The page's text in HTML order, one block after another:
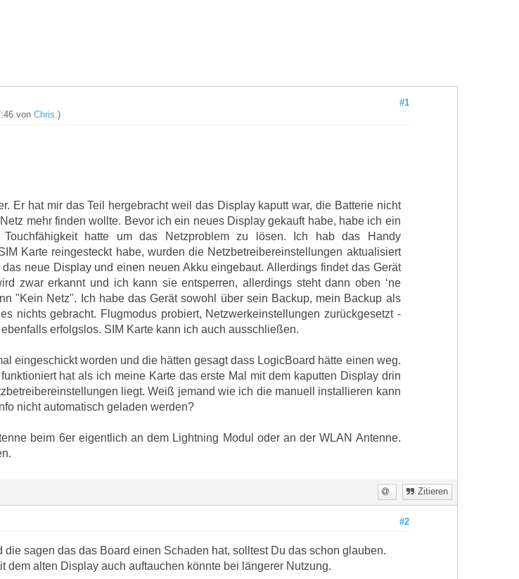
#1
von Chris .)
Er hat mir das Teil hergebracht weil das Display kaputt war, die Batterie nicht
mehr finden wollte. Bevor ich ein neues Display gekauft habe, habe ich ein
hatte um das Netzproblem zu lösen. Ich hab das Handy
Karte reingesteckt habe, wurden die Netzbetreibereinstellungen aktualisiert
neue Display und einen neuen Akku eingebaut. Allerdings findet das Gerät
zwar erkannt und ich kann sie entsperren, allerdings steht dann oben ‘ne
"Kein Netz". Ich habe das Gerät sowohl über sein Backup, mein Backup als
nichts gebracht. Flugmodus probiert, Netzwerkeinstellungen zurückgesetzt -
erfolgslos. SIM Karte kann ich auch ausschließen.
eingeschickt worden und die hätten gesagt dass LogicBoard hätte einen weg.
hat als ich meine Karte das erste Mal mit dem kaputten Display drin
liegt. Weiß jemand wie ich die manuell installieren kann
nicht automatisch geladen werden?
beim 6er eigentlich an dem Lightning Modul oder an der WLAN Antenne.
Zitieren
#2
sagen das das Board einen Schaden hat, solltest Du das schon glauben.
dem alten Display auch auftauchen könnte bei längerer Nutzung.